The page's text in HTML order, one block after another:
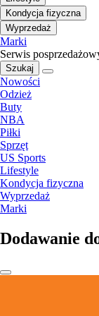
Kondycja fizyczna
Wyprzedaż
Marki
Serwis
Szukaj
Nowości
Odzież
Buty
NBA
Piłki
Sprzęt
US Sports
Lifestyle
Kondycja fizyczna
Wyprzedaż
Marki
Dodawanie